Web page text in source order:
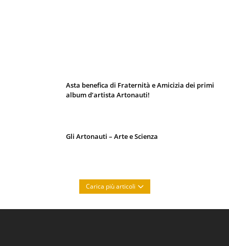
Asta benefica di Fraternità e Amicizia dei primi
album d’artista Artonauti!
Gli Artonauti – Arte e Scienza
Carica più articoli